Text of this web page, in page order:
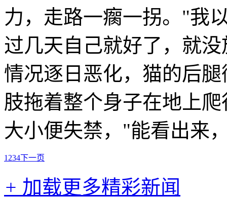
力，走路一瘸一拐。"我
过几天自己就好了，就
情况逐日恶化，猫的后
肢拖着整个身子在地上
大小便失禁，"能看出来
1 234下一页
+ 加载更多精彩新闻